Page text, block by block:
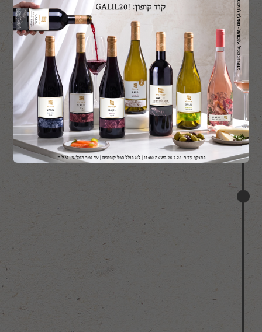
מעל אולם החביות נשתלה צמחיית בר מקומית
במטרה לייצר בידוד אנרגטי לאולם החביות ובכך
להקטין את צריכת האנרגיה. לגג הירוק יש חשיבות
בתמיכה במערכות אקולוגיות מקומיות של החי
והצומח.